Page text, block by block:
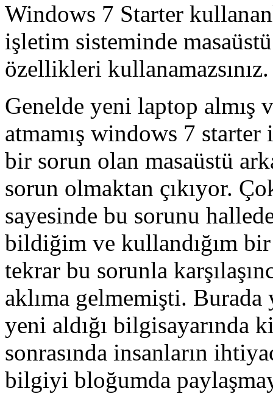
Windows 7 Starter
işletim sisteminde
özellikleri kullanamazsınız.
Genelde yeni laptop almış
atmamış windows 7
bir sorun olan masaüstü
sorun olmaktan çıkıyor.
sayesinde bu sorunu
bildiğim ve kullandığım bir
tekrar bu sorunla
aklıma gelmemişti. Burada
yeni aldığı bilgisayarında
sonrasında insanların
bilgiyi bloğumda